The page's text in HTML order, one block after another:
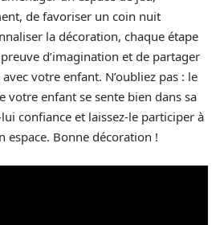
de favoriser un coin nuit
la décoration, chaque étape
d’imagination et de partager
votre enfant. N’oubliez pas : le
votre enfant se sente bien dans sa
confiance et laissez-le participer à
espace. Bonne décoration !